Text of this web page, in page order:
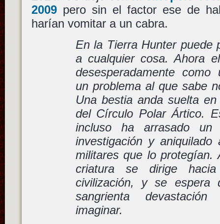
2009pero sin el factor ese de
harían vomitar a un cabra.
En la Tierra Hunter puede
a cualquier cosa. Ahora
desesperadamente
un problema al que sabe
Una bestia anda suelta
del Círculo Polar Ártico.
incluso ha arrasado un
investigación y
militares que lo protegían.
criatura se dirige
civilización, y se espera
sangrienta
imaginar.